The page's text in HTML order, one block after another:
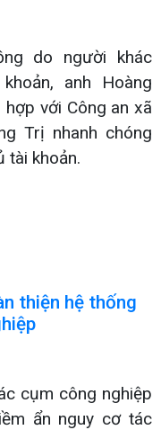
do người khác
anh Hoàng
với Công an xã
Trị nhanh chóng
tài khoản.
thiện hệ thống
cụm công nghiệp
ẩn nguy cơ tác